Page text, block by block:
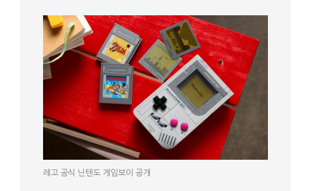
레고 공식 닌텐도 게임보이 공개